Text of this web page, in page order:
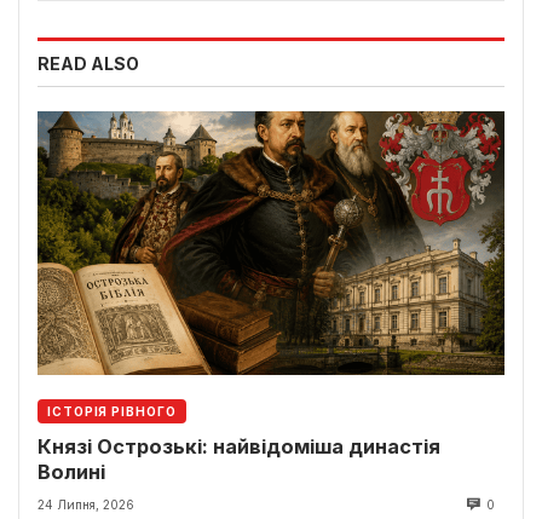
READ ALSO
ІСТОРІЯ РІВНОГО
Князі Острозькі: найвідоміша династія
Волині
24 Липня, 2026 0